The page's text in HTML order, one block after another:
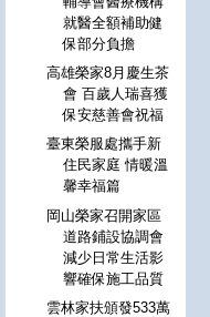
就醫全額補助健
保部分負擔
高雄榮家8月慶生茶
會 百歲人瑞喜獲
保安慈善會祝福
臺東榮服處攜手新
住民家庭 情暖溫
馨幸福篇
岡山榮家召開家區
道路鋪設協調會
減少日常生活影
響確保施工品質
雲林家扶頒發533萬